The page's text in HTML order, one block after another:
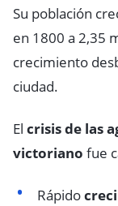
Su población
en 1800 a 2,35
crecimiento
ciudad.
El crisis de las
victoriano fue
Rápido